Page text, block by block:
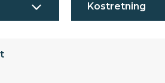
Kostretning